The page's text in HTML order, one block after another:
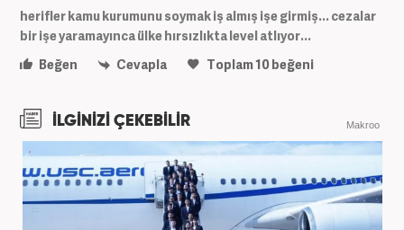
herifler kamu kurumunu soymak iş almış işe girmiş... cezalar
bir işe yaramayınca ülke hırsızlıkta level atlıyor...
Beğen
Cevapla Toplam10beğeni
İLGİNİZİ ÇEKEBİLİR Makroo